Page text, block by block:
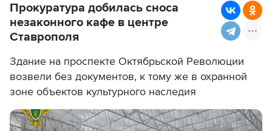
Прокуратура добилась сноса
незаконного кафе в центре
Ставрополя
Здание на проспекте Октябрьской Революции
возвели без документов, к тому же в охранной
зоне объектов культурного наследия